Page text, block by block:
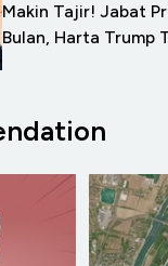
Makin Tajir! Jabat
Bulan, Harta Trump